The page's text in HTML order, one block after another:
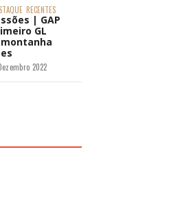
RECENTES
| GAP
GL
2022